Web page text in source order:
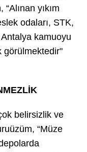
yıkım
odaları, STK,
kamuoyu
görülmektedir"
belirsizlik ve
“Müze